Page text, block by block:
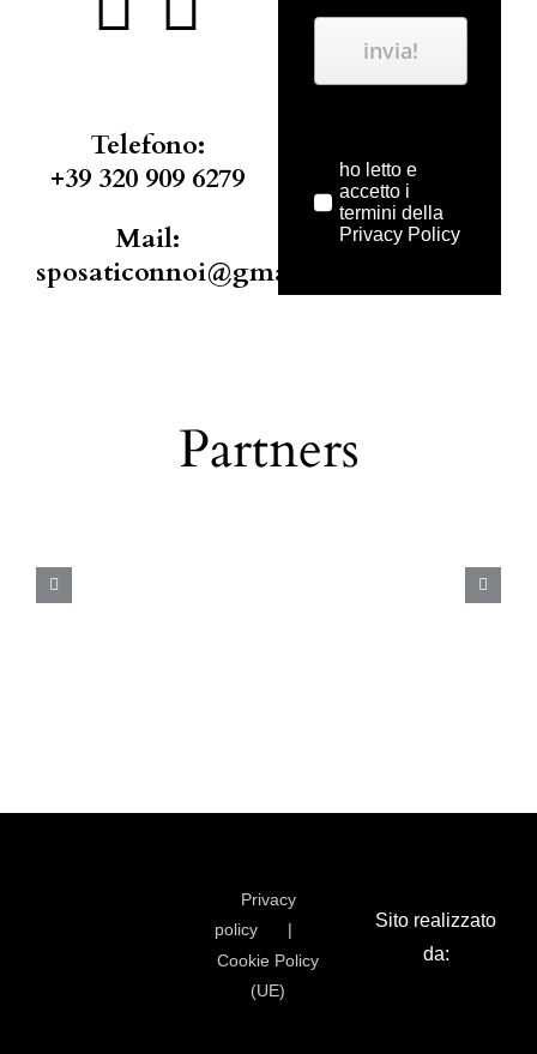
Telefono:
+39 320 909 6279
Mail:
sposaticonnoi@gmail.com
invia!
ho letto e
accetto i
termini della
Privacy Policy
Partners
Privacy
policy
Cookie Policy
(UE)
Sito realizzato
da: